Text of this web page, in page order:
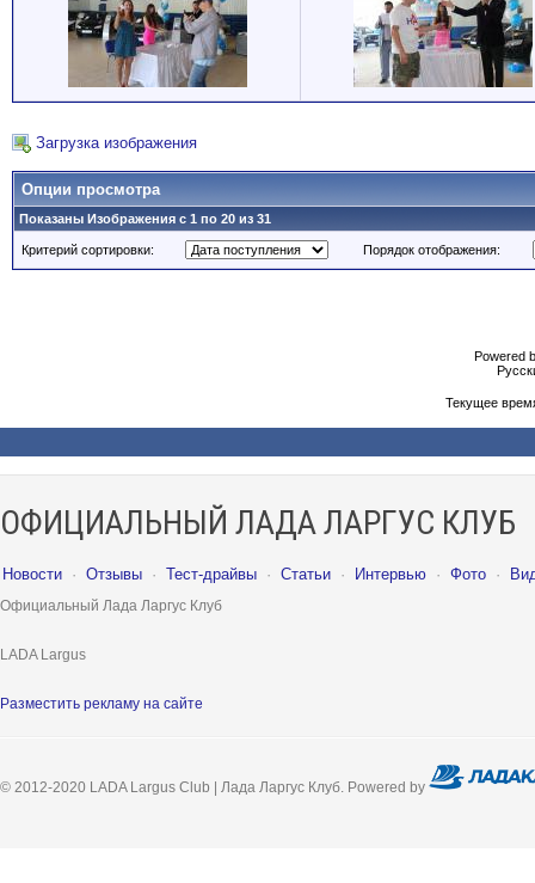
Загрузка изображения
Опции просмотра
Показаны Изображения с 1 по 20 из 31
Критерий сортировки: Порядок отображения:
Powered
Текущее
ОФИЦИАЛЬНЫЙ ЛАДА ЛАРГУС КЛУБ
Новости · Отзывы · Тест-драйвы · Статьи · Интервью · Фото ·
Официальный Лада Ларгус Клуб
LADA Largus
Разместить рекламу на сайте
© 2012-2020 LADA Largus Club | Лада Ларгус Клуб. Powered by